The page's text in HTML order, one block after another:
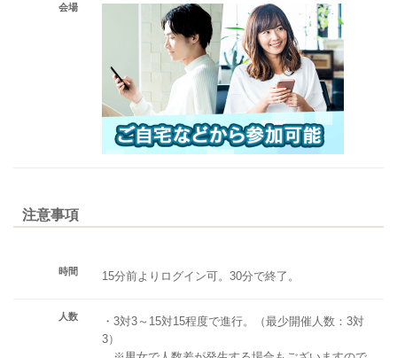
会場
注意事項
時間 15分前よりログイン可。30分で終了。
人数
・3対3～15対15程度で進行。（最少開催人数：3対
3）